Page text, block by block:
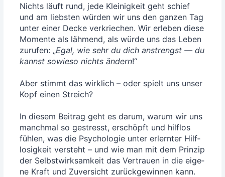
Nichts läuft rund, jede Klei­nig­keit geht schief
und am liebs­ten wür­den wir uns den gan­zen Tag
unter einer Decke ver­krie­chen. Wir erle­ben die­se
Momen­te als läh­mend, als wür­de uns das Leben
zuru­fen: „Egal, wie sehr du dich anstrengst — du
kannst sowie­so nichts ändern!“
Aber stimmt das wirk­lich – oder spielt uns unser
Kopf einen Streich?
In die­sem Bei­trag geht es dar­um, war­um wir uns
manch­mal so gestresst, erschöpft und hilf­los
füh­len, was die Psy­cho­lo­gie unter erlern­ter Hilf­
lo­sig­keit ver­steht – und wie man mit dem Prin­zip
der Selbst­wirk­sam­keit das Ver­trau­en in die eige­
ne Kraft und Zuver­sicht zurück­ge­win­nen kann.